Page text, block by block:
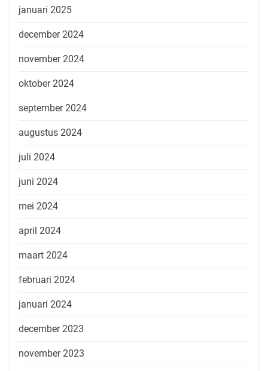
januari 2025
december 2024
november 2024
oktober 2024
september 2024
augustus 2024
juli 2024
juni 2024
mei 2024
april 2024
maart 2024
februari 2024
januari 2024
december 2023
november 2023